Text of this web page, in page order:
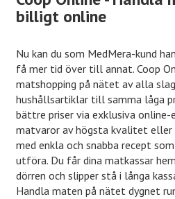
billigt online
Nu kan du som MedMera-kund
få mer tid över till annat. Coop
matshopping på nätet av alla
hushållsartiklar till samma låga
bättre priser via exklusiva online-
matvaror av högsta kvalitet eller
med enkla och snabba recept
utföra. Du får dina matkassar
dörren och slipper stå i långa
Handla maten på nätet dygnet